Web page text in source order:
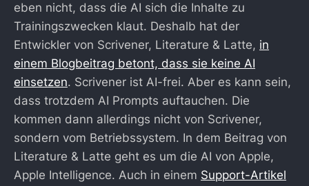
eben nicht, dass die AI sich die Inhalte zu
Trainingszwecken klaut. Deshalb hat der
Entwickler von Scrivener, Literature & Latte, in
einem Blogbeitrag betont, dass sie keine AI
einsetzen. Scrivener ist AI-frei. Aber es kann sein,
dass trotzdem AI Prompts auftauchen. Die
kommen dann allerdings nicht von Scrivener,
sondern vom Betriebssystem. In dem Beitrag von
Literature & Latte geht es um die AI von Apple,
Apple Intelligence. Auch in einem Support-Artikel